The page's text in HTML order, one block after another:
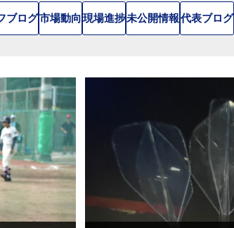
ブログ市場動向現場進捗未公開情報代表ブログ